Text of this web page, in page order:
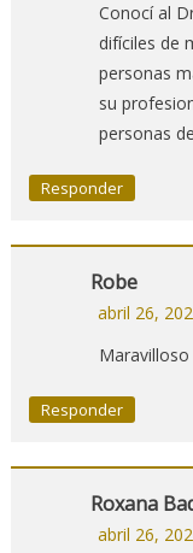
Conocí al
difíciles de
personas
su
personas
Responder
Robe
abril 26,
Maravilloso
Responder
Roxana
abril 26,